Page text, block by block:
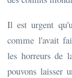
Il est urgent
comme l'avait
les horreurs de
pouvons laisser